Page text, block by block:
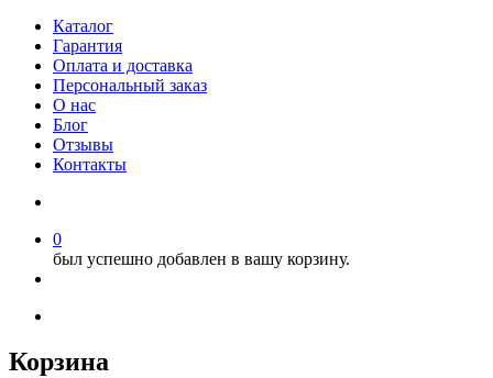
Каталог
Гарантия
Оплата и доставка
Персональный заказ
О нас
Блог
Отзывы
Контакты
0
был успешно добавлен в вашу корзину.
Корзина